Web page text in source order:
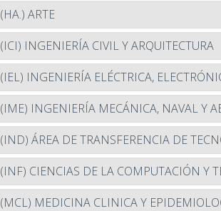
(HA.) ARTE
(ICI) INGENIERÍA CIVIL Y ARQUITECTURA
(IEL) INGENIERÍA ELÉCTRICA,
(IME) INGENIERÍA MECÁNICA, NAVAL Y
(IND) ÁREA DE TRANSFERENCIA DE
(INF) CIENCIAS DE LA COMPUTACIÓN Y
(MCL) MEDICINA CLINICA Y